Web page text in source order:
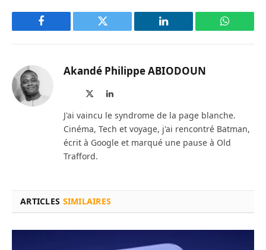
Facebook Twitter LinkedIn
Akandé Philippe ABIODOUN
LinkedIn
J'ai vaincu le syndrome de la page blanche.
Cinéma, Tech et voyage, j'ai rencontré Batman,
écrit à Google et marqué une pause à Old
Trafford.
ARTICLES SIMILAIRES